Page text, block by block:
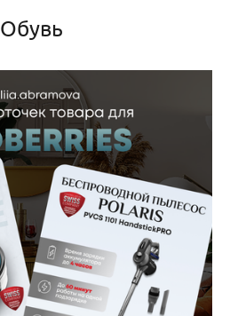
Обувь